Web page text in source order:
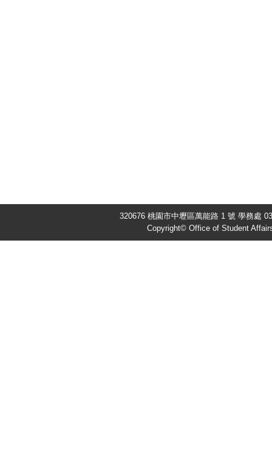
320676 桃園市中壢區萬能路 1 號 學務處
Copyright© Office of Student